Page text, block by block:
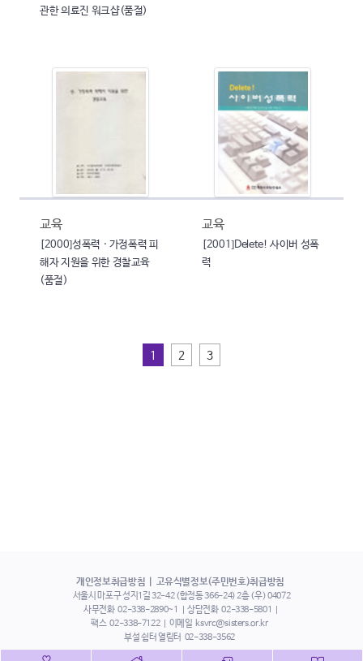
관한 의료진 워크샵(품절)
교육
[2000]성폭력 · 가정폭력 피
해자 지원을 위한 경찰교육
(품절)
교육
[2001]Delete! 사이버 성폭
력
1 2 3
개인정보취급방침 고유식별정보(주민번호)취급방침
서울시 마포구 성지1길 32-42 (합정동 366-24) 2층 (우) 04072
사무전화 02-338-2890~1 상담전화 02-338-5801
팩스 02-338-7122 이메일 ksvrc@sisters.or.kr
부설 쉼터 열림터 02-338-3562